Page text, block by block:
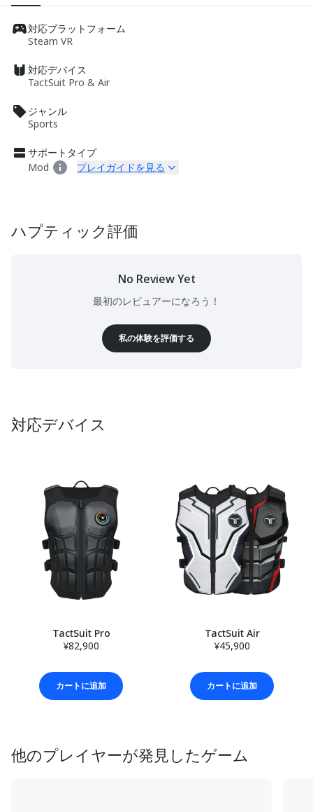
対応プラットフォーム
Steam VR
対応デバイス
TactSuit Pro & Air
ジャンル
Sports
サポートタイプ
Mod
プレイガイドを見る
ハプティック評価
No Review Yet
最初のレビュアーになろう！
私の体験を評価する
対応デバイス
TactSuit Pro
¥82,900
カートに追加
TactSuit Air
¥45,900
カートに追加
他のプレイヤーが発見したゲーム